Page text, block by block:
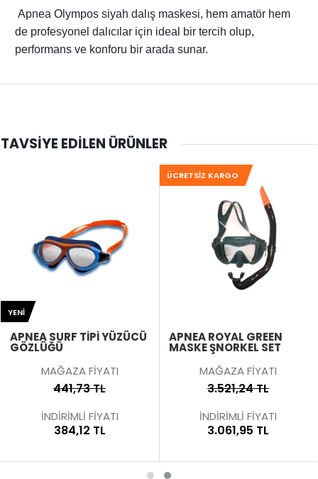
Apnea Olympos siyah dalış maskesi, hem amatör hem
de profesyonel dalıcılar için ideal bir tercih olup,
performans ve konforu bir arada sunar.
TAVSIYE EDILEN ÜRÜNLER
APNEA SURF TIPI YÜZÜCÜ
GÖZLÜĞÜ
MAĞAZA FİYATI
441,73 TL
İNDİRİMLİ FİYATI
384,12 TL
YENI
ÜCRETSIZ KARGO
APNEA ROYAL GREEN
MASKE ŞNORKEL SET
MAĞAZA FİYATI
3.521,24 TL
İNDİRİMLİ FİYATI
3.061,95 TL